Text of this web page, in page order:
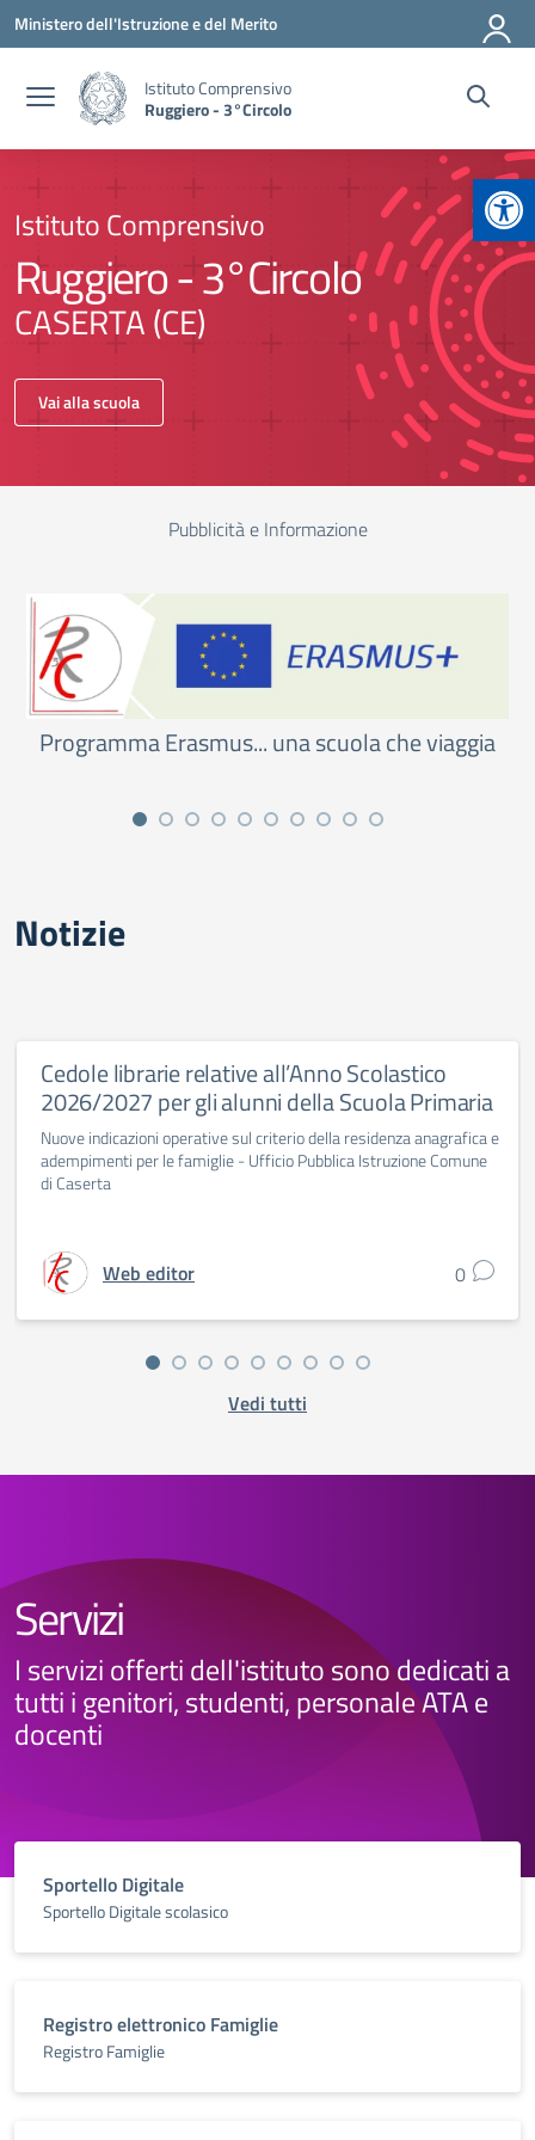
Vai ai contenuti
Vai al menu di navigazione
Vai al footer
Ministero dell'Istruzione e del Merito
Istituto Comprensivo
Ruggiero - 3°Circolo
Istituto Comprensivo
Ruggiero - 3°Circolo
CASERTA (CE)
Vai alla scuola
Pubblicità e Informazione
Programma Erasmus... una scuola che viaggia
Notizie
Cedole librarie relative all’Anno Scolastico
2026/2027 per gli alunni della Scuola Primaria
Nuove indicazioni operative sul criterio della residenza anagrafica e
adempimenti per le famiglie - Ufficio Pubblica Istruzione Comune
di Caserta
Web editor 0
Vedi tutti
Servizi
I servizi offerti dell'istituto sono dedicati a
tutti i genitori, studenti, personale ATA e
docenti
Sportello Digitale
Sportello Digitale scolasico
Registro elettronico Famiglie
Registro Famiglie